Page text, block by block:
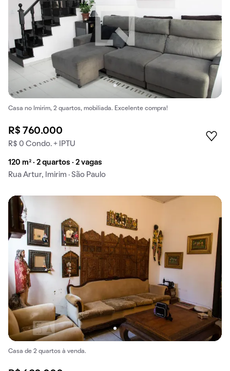
Casa no Imirim, 2 quartos, mobiliada. Excelente compra!
R$ 760.000
R$ 0 Condo. + IPTU
120 m² · 2 quartos · 2 vagas
Rua Artur, Imirim · São Paulo
Casa de 2 quartos à venda.